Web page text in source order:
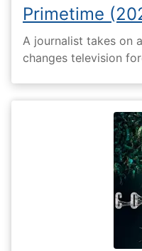
Primetime
A journalist takes on
changes television